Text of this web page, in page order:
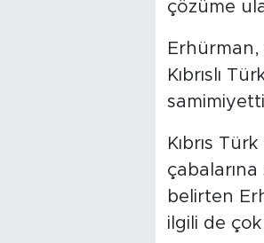
çözüme
Erhürman,
Kıbrıslı
Kıbrıs
belirten
ilgili de çok